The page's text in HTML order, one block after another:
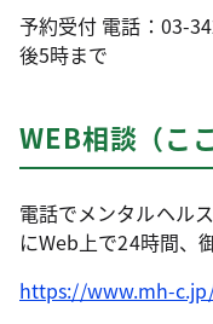
予約受付 電話：03-
後5時まで
WEB相談（こ
電話でメンタルヘル
にWeb上で24時間、
https://www.mh-